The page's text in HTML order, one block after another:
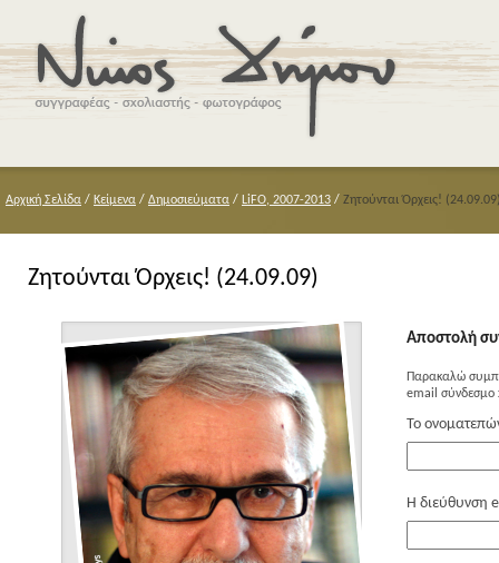
Αρχική Σελίδα / Κείμενα / Δημοσιεύματα / LiFO, 2007-2013 / Ζητούνται Όρχεις!
Ζητούνται Όρχεις! (24.09.09)
Αποστολή
Παρακαλώ
email σύνδεσμο
Το
Η διεύθυνση